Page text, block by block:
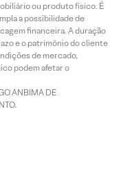
ou produto físico. É
a possibilidade de
financeira. A duração
e o patrimônio do cliente
de mercado,
podem afetar o
ANBIMA DE